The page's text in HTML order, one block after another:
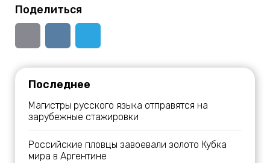
Поделиться
Последнее
Магистры русского языка отправятся на
зарубежные стажировки
Российские пловцы завоевали золото Кубка
мира в Аргентине